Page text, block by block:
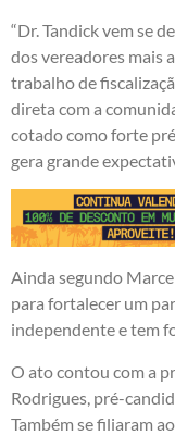
“Dr. Tandick vem se
dos vereadores mais
trabalho de
direta com a
cotado como forte
gera grande
Ainda segundo
para fortalecer um
independente e tem
O ato contou com a
Rodrigues, pré-
Também se filiaram